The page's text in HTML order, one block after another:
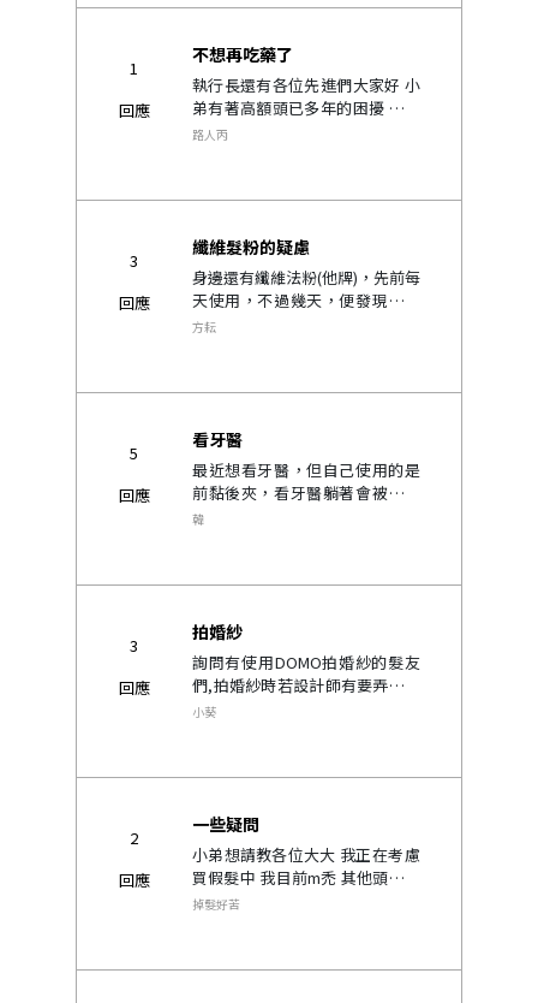
1
回應
不想再吃藥了
執行長還有各位先進們大家好 小
弟有著高額頭已多年的困擾 加上
這兩年生活壓力大的緣故 頭頂的
月前開始服用菲那諾 ..
路人丙
3
回應
纖維髮粉的疑慮
身邊還有纖維法粉(他牌)，先前每
天使用，不過幾天，便發現掉髮
變多了，於是便不敢再用，短時
阻塞毛囊嗎??很神奇的感覺。 看
方耘
5
回應
看牙醫
最近想看牙醫，但自己使用的是
前黏後夾，看牙醫躺著會被發現
嗎？..
韓
3
回應
拍婚紗
詢問有使用DOMO拍婚紗的髮友
們,拍婚紗時若設計師有要弄頭髮
照型時,在拍攝 前會先主動向設計
阿 >_<"..
小葵
2
回應
一些疑問
小弟想請教各位大大 我正在考慮
買假髮中 我目前m禿 其他頭髮都
很細 如果我買全黏式的可以嗎 還
後面跟旁邊呢 我..
掉髮好苦